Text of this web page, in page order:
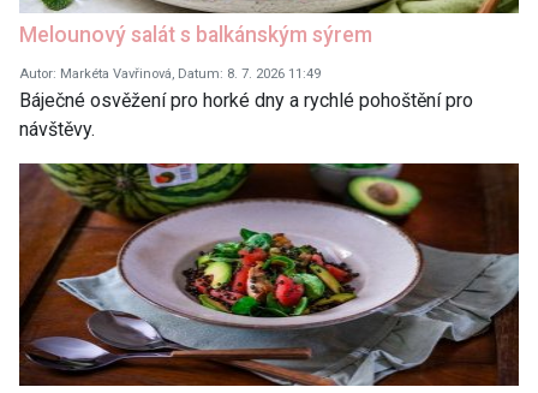
Melounový salát s balkánským sýrem
Autor: Markéta Vavřinová, Datum: 8. 7. 2026 11:49
Báječné osvěžení pro horké dny a rychlé pohoštění pro
návštěvy.